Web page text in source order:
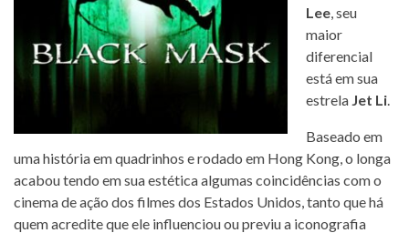
Lee, seu
maior
diferencial
está em sua
estrela Jet Li.
Baseado em
uma história em quadrinhos e rodado em Hong Kong, o longa
acabou tendo em sua estética algumas coincidências com o
cinema de ação dos filmes dos Estados Unidos, tanto que há
quem acredite que ele influenciou ou previu a iconografia